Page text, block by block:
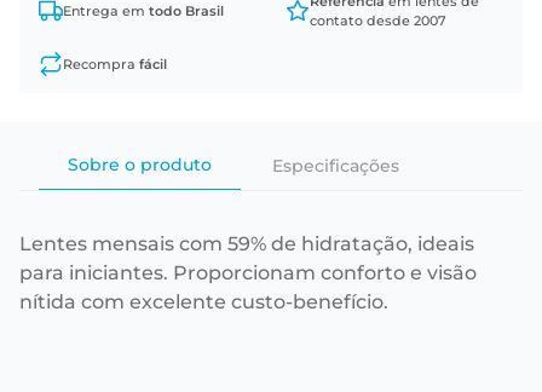
Entrega em todo Brasil
contato desde 2007
Recompra fácil
Sobre o produto Especificações
Lentes mensais com 59% de hidratação, ideais
para iniciantes. Proporcionam conforto e visão
nítida com excelente custo-benefício.